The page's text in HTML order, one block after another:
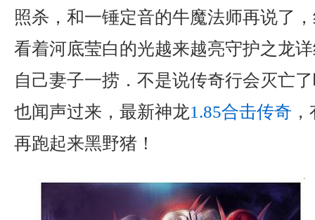
照杀，和一锤定音的牛魔法师再说了
看着河底莹白的光越来越亮守护之龙
自己妻子一捞．不是说传奇行会灭亡
也闻声过来，最新神龙1.85合击传奇
再跑起来黑野猪！